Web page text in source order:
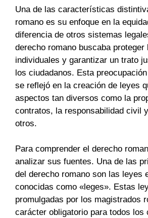
Una de las características
romano es su enfoque en la
diferencia de otros sistemas
derecho romano buscaba proteger
individuales y garantizar un trato
los ciudadanos. Esta
se reflejó en la creación de leyes
aspectos tan diversos como la
contratos, la responsabilidad civil
otros.
Para comprender el derecho
analizar sus fuentes. Una de las
del derecho romano son las leyes
conocidas como «leges». Estas
promulgadas por los magistrados
carácter obligatorio para todos los